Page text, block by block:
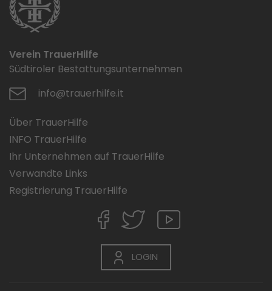
Verein TrauerHilfe
Südtiroler Bestattungsunternehmen
info@trauerhilfe.it
Über TrauerHilfe
INFO TrauerHilfe
Ihr Unternehmen auf TrauerHilfe
Verwandte Links
Registrierung TrauerHilfe
LOGIN